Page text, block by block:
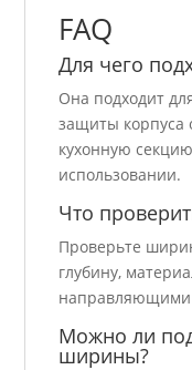
FAQ
Для чего
Она подходит
защиты корпуса
кухонную
использовании.
Что
Проверьте
глубину,
направляющими
Можно ли
ширины?